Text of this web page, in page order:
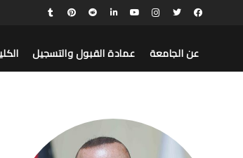
عن الجامعة عمادة القبول والتسجيل